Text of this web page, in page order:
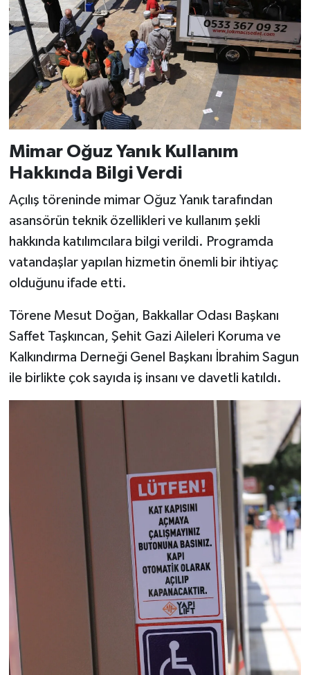
Mimar Oğuz Yanık Kullanım
Hakkında Bilgi Verdi
Açılış töreninde mimar Oğuz Yanık tarafından
asansörün teknik özellikleri ve kullanım şekli
hakkında katılımcılara bilgi verildi. Programda
vatandaşlar yapılan hizmetin önemli bir ihtiyaç
olduğunu ifade etti.
Törene Mesut Doğan, Bakkallar Odası Başkanı
Saffet Taşkıncan, Şehit Gazi Aileleri Koruma ve
Kalkındırma Derneği Genel Başkanı İbrahim Sagun
ile birlikte çok sayıda iş insanı ve davetli katıldı.